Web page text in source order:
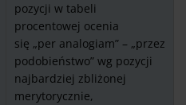
pozycji w tabeli
procentowej ocenia
się „per analogiam” – „przez
podobieństwo” wg pozycji
najbardziej zbliżonej
merytorycznie,